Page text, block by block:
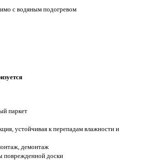
с водяным подогревом
паркет
устойчивая к перепадам влажности и
демонтаж
поврежденной доски